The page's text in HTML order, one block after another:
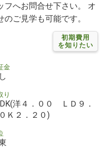
フへお問合せ下さい。 オ
ご見学も可能です。
初期費用
を知りたい
金
り
洋４．００ ＬＤ９．
Ｋ２．２０)